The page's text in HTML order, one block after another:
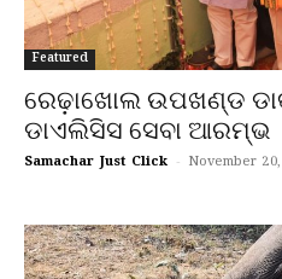
Featured
ରେଢ଼ାଖୋଲ ଉପଖଣ୍ଡ
ଡାଏଲିସିସ ସେବା ଆରମ୍ଭ
Samachar Just Click - November